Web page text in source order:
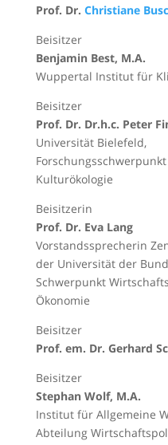
Prof. Dr. Christiane
Beisitzer
Benjamin Best, M.A.
Wuppertal Institut für
Beisitzer
Prof. Dr. Dr.h.c. Peter
Universität Bielefeld,
Kulturökologie
Beisitzerin
Prof. Dr. Eva Lang
Vorstandssprecherin
der Universität der
Schwerpunkt
Ökonomie
Beisitzer
Prof. em. Dr. Gerhard
Beisitzer
Stephan Wolf, M.A.
Institut für Allgemeine
Abteilung